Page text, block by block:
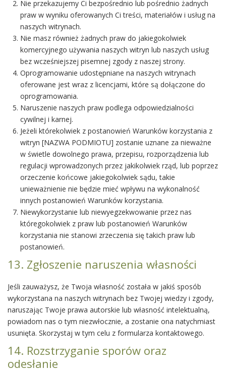
Nie przekazujemy Ci bezpośrednio lub pośrednio żadnych
praw w wyniku oferowanych Ci treści, materiałów i usług na
naszych witrynach.
Nie masz również żadnych praw do jakiegokolwiek
komercyjnego używania naszych witryn lub naszych usług
bez wcześniejszej pisemnej zgody z naszej strony.
Oprogramowanie udostępniane na naszych witrynach
oferowane jest wraz z licencjami, które są dołączone do
oprogramowania.
Naruszenie naszych praw podlega odpowiedzialności
cywilnej i karnej.
Jeżeli którekolwiek z postanowień Warunków korzystania z
witryn [NAZWA PODMIOTU] zostanie uznane za nieważne
w świetle dowolnego prawa, przepisu, rozporządzenia lub
regulacji wprowadzonych przez jakikolwiek rząd, lub poprzez
orzeczenie końcowe jakiegokolwiek sądu, takie
unieważnienie nie będzie mieć wpływu na wykonalność
innych postanowień Warunków korzystania.
Niewykorzystanie lub niewyegzekwowanie przez nas
któregokolwiek z praw lub postanowień Warunków
korzystania nie stanowi zrzeczenia się takich praw lub
postanowień.
13. Zgłoszenie naruszenia własności
Jeśli zauważysz, że Twoja własność została w jakiś sposób
wykorzystana na naszych witrynach bez Twojej wiedzy i zgody,
naruszając Twoje prawa autorskie lub własność intelektualną,
powiadom nas o tym niezwłocznie, a zostanie ona natychmiast
usunięta. Skorzystaj w tym celu z formularza kontaktowego.
14. Rozstrzyganie sporów oraz
odesłanie